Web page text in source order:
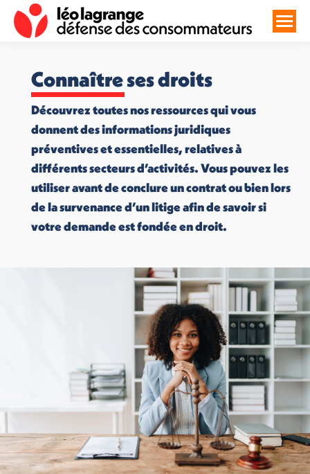
Connaître ses droits
Découvrez toutes nos ressources qui vous
donnent des informations juridiques
préventives et essentielles, relatives à
différents secteurs d’activités. Vous pouvez les
utiliser avant de conclure un contrat ou bien lors
de la survenance d’un litige afin de savoir si
votre demande est fondée en droit.